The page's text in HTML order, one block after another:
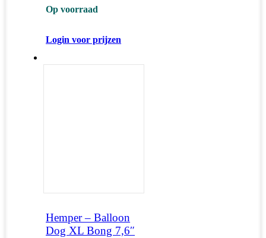
Op voorraad
Login voor prijzen
Hemper – Balloon
Dog XL Bong 7,6″